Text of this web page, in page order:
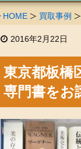
HOME 買取事例
2016年2月22日
東京都板橋
専門書をお